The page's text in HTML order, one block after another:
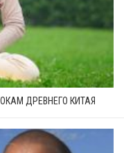
ДРЕВНЕГО КИТАЯ